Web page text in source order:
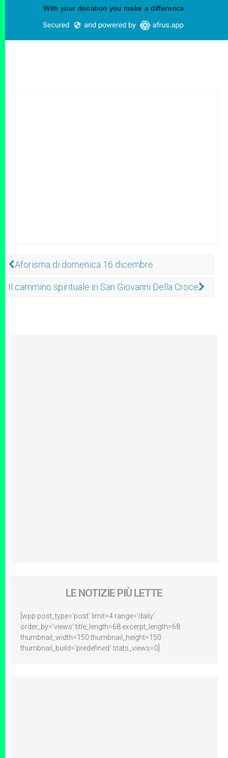
Aforisma di domenica 16 dicembre
Il cammino spirituale in San Giovanni Della Croce
LE NOTIZIE PIÙ LETTE
[wpp post_type='post' limit=4 range='daily'
order_by='views' title_length=68 excerpt_length=68
thumbnail_width=150 thumbnail_height=150
thumbnail_build='predefined' stats_views=0]